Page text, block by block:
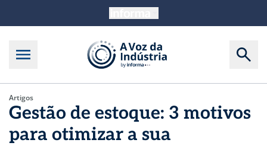
Artigos
Gestão de estoque: 3 motivos
para otimizar a sua